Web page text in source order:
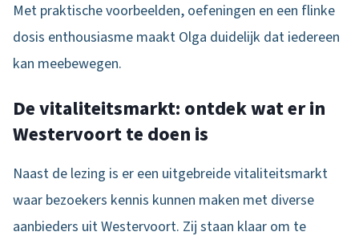
Met praktische voorbeelden, oefeningen en een flinke
dosis enthousiasme maakt Olga duidelijk dat iedereen
kan meebewegen.
De vitaliteitsmarkt: ontdek wat er in
Westervoort te doen is
Naast de lezing is er een uitgebreide vitaliteitsmarkt
waar bezoekers kennis kunnen maken met diverse
aanbieders uit Westervoort. Zij staan klaar om te